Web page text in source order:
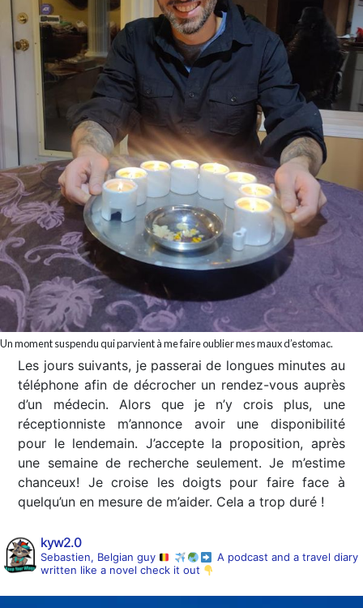
Un moment suspendu qui parvient à me faire oublier mes maux d’estomac.
Les jours suivants, je passerai de longues minutes au
téléphone afin de décrocher un rendez-vous auprès
d’un médecin. Alors que je n’y crois plus, une
réceptionniste m’annonce avoir une disponibilité
pour le lendemain. J’accepte la proposition, après
une semaine de recherche seulement. Je m’estime
chanceux! Je croise les doigts pour faire face à
quelqu’un en mesure de m’aider. Cela a trop duré !
kyw2.0
Sebastien, Belgian guy
A podcast and a travel diary
written like a novel check it out